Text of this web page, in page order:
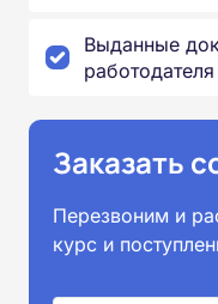
Выданные
работодателя
Заказать
Перезвоним и
курс и